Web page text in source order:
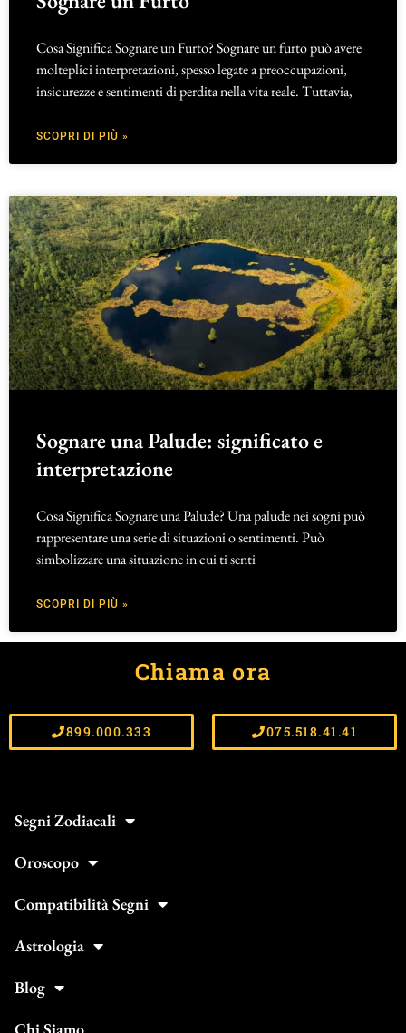
Cosa Significa Sognare un Furto? Sognare un furto può avere
molteplici interpretazioni, spesso legate a preoccupazioni,
insicurezze e sentimenti di perdita nella vita reale. Tuttavia,
SCOPRI DI PIÙ »
Sognare una Palude: significato e
interpretazione
Cosa Significa Sognare una Palude? Una palude nei sogni può
rappresentare una serie di situazioni o sentimenti. Può
simbolizzare una situazione in cui ti senti
SCOPRI DI PIÙ »
Chiama ora
899.000.333 075.518.41.41
Segni Zodiacali
Oroscopo
Compatibilità Segni
Astrologia
Blog